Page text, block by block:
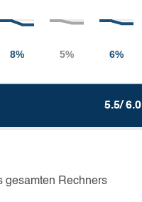
5.5/ 6.0
gesamten Rechners